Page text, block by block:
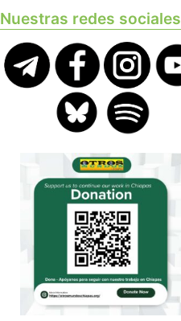
Nuestras redes sociales